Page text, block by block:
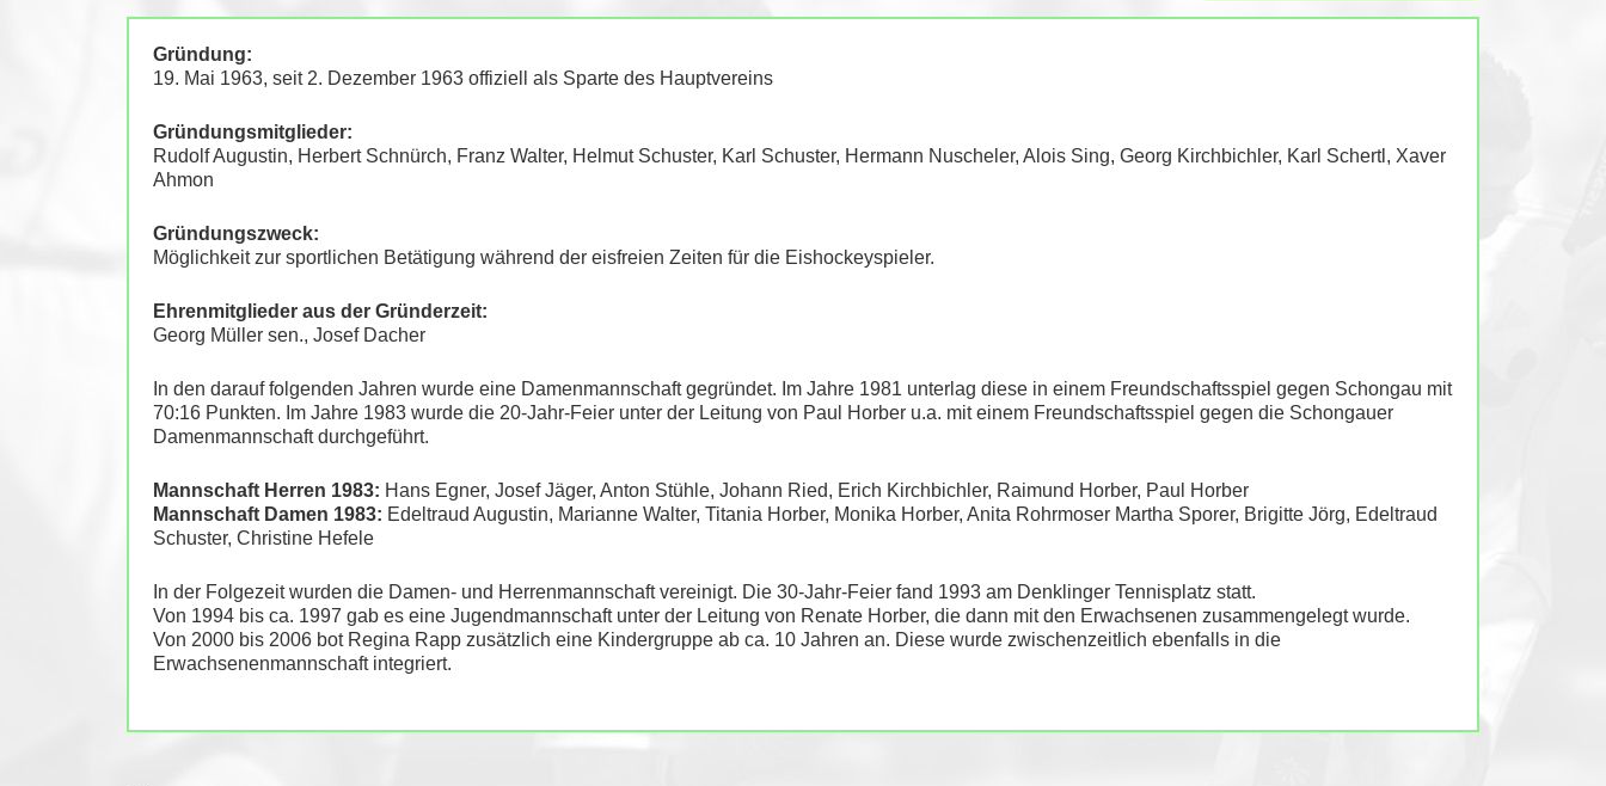
Gründung:
19. Mai 1963, seit 2. Dezember 1963 offiziell als Sparte des Hauptvereins
Gründungsmitglieder:
Rudolf Augustin, Herbert Schnürch, Franz Walter, Helmut Schuster, Karl Schuster, Hermann Nuscheler, Alois Sing, Georg Kirchbichler, Karl Schertl, Xaver
Ahmon
Gründungszweck:
Möglichkeit zur sportlichen Betätigung während der eisfreien Zeiten für die Eishockeyspieler.
Ehrenmitglieder aus der Gründerzeit:
Georg Müller sen., Josef Dacher
In den darauf folgenden Jahren wurde eine Damenmannschaft gegründet. Im Jahre 1981 unterlag diese in einem Freundschaftsspiel gegen Schongau mit
70:16 Punkten. Im Jahre 1983 wurde die 20-Jahr-Feier unter der Leitung von Paul Horber u.a. mit einem Freundschaftsspiel gegen die Schongauer
Damenmannschaft durchgeführt.
Mannschaft Herren 1983: Hans Egner, Josef Jäger, Anton Stühle, Johann Ried, Erich Kirchbichler, Raimund Horber, Paul Horber
Mannschaft Damen 1983: Edeltraud Augustin, Marianne Walter, Titania Horber, Monika Horber, Anita Rohrmoser Martha Sporer, Brigitte Jörg, Edeltraud
Schuster, Christine Hefele
In der Folgezeit wurden die Damen- und Herrenmannschaft vereinigt. Die 30-Jahr-Feier fand 1993 am Denklinger Tennisplatz statt.
Von 1994 bis ca. 1997 gab es eine Jugendmannschaft unter der Leitung von Renate Horber, die dann mit den Erwachsenen zusammengelegt wurde.
Von 2000 bis 2006 bot Regina Rapp zusätzlich eine Kindergruppe ab ca. 10 Jahren an. Diese wurde zwischenzeitlich ebenfalls in die
Erwachsenenmannschaft integriert.